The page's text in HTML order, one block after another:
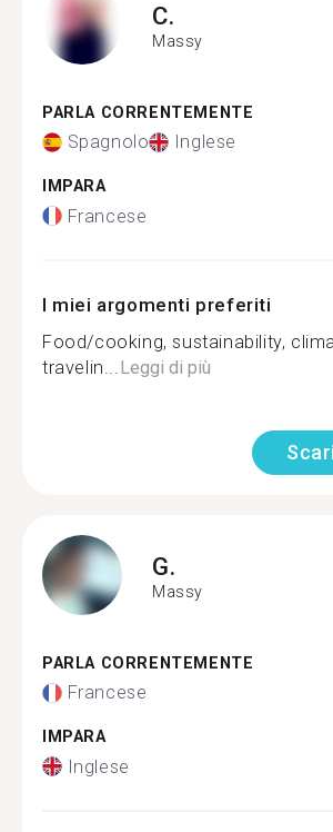
C.
Massy
PARLA CORRENTEMENTE
Spagnolo Inglese
IMPARA
Francese
I miei argomenti preferiti
Food/cooking, sustainability,
travelin... Leggi di più
G.
Massy
PARLA CORRENTEMENTE
Francese
IMPARA
Inglese